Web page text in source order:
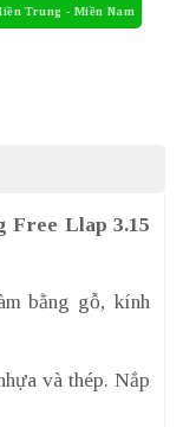
Free Llap 3.15
bằng gỗ, kính
và thép. Nắp